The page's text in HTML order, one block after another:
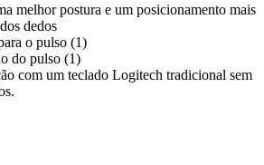
melhor postura e um posicionamento mais
dedos
o pulso (1)
do pulso (1)
com um teclado Logitech tradicional sem